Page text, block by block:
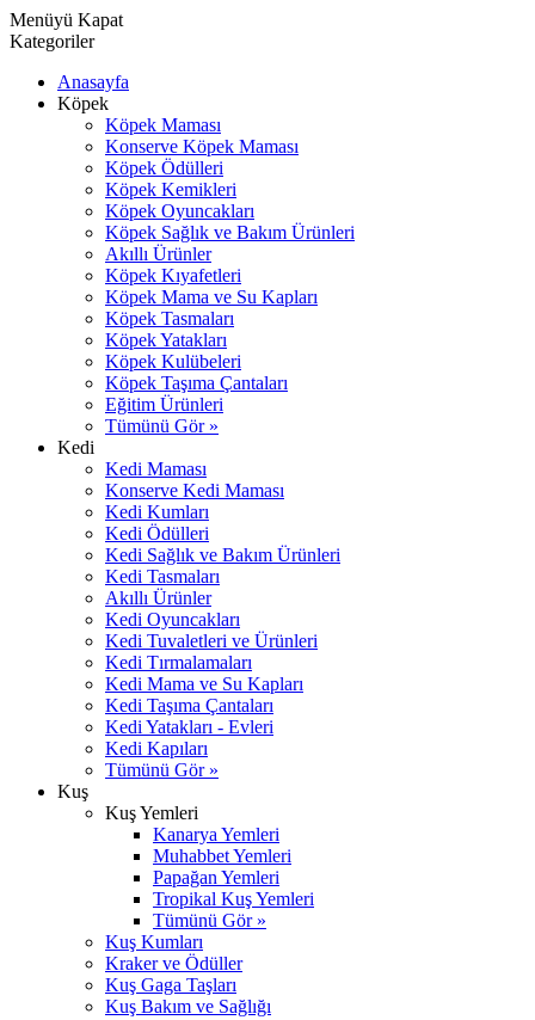
Menüyü Kapat
Kategoriler
Anasayfa
Köpek
Köpek Maması
Konserve Köpek Maması
Köpek Ödülleri
Köpek Kemikleri
Köpek Oyuncakları
Köpek Sağlık ve Bakım Ürünleri
Akıllı Ürünler
Köpek Kıyafetleri
Köpek Mama ve Su Kapları
Köpek Tasmaları
Köpek Yatakları
Köpek Kulübeleri
Köpek Taşıma Çantaları
Eğitim Ürünleri
Tümünü Gör »
Kedi
Kedi Maması
Konserve Kedi Maması
Kedi Kumları
Kedi Ödülleri
Kedi Sağlık ve Bakım Ürünleri
Kedi Tasmaları
Akıllı Ürünler
Kedi Oyuncakları
Kedi Tuvaletleri ve Ürünleri
Kedi Tırmalamaları
Kedi Mama ve Su Kapları
Kedi Taşıma Çantaları
Kedi Yatakları - Evleri
Kedi Kapıları
Tümünü Gör »
Kuş
Kuş Yemleri
Kanarya Yemleri
Muhabbet Yemleri
Papağan Yemleri
Tropikal Kuş Yemleri
Tümünü Gör »
Kuş Kumları
Kraker ve Ödüller
Kuş Gaga Taşları
Kuş Bakım ve Sağlığı